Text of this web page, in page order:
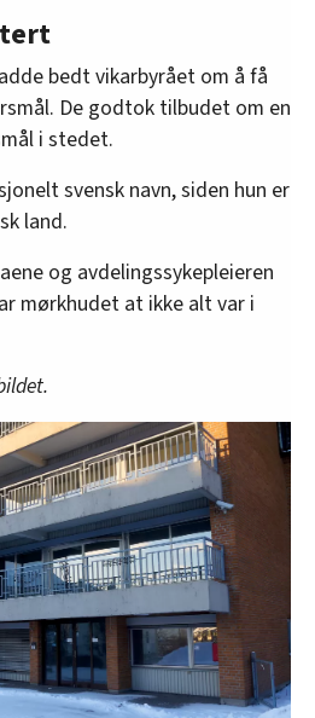
bedt vikarbyrået om å få
De godtok tilbudet om en
i stedet.
svensk navn, siden hun er
land.
og avdelingssykepleieren
mørkhudet at ikke alt var i